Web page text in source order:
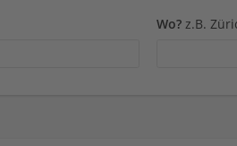
Wo? z.B.